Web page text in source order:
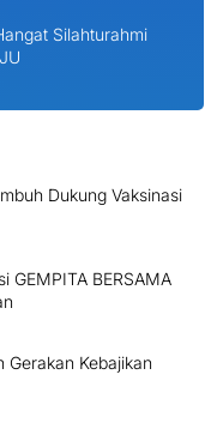
Silahturahmi
Dukung Vaksinasi
GEMPITA BERSAMA
Gerakan Kebajikan